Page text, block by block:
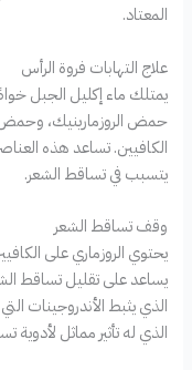
المعتاد.
علاج التهابات فروة الرأس
يمتلك ماء إكليل الجبل
حمض الروزمارينيك،
الكافيين. تساعد هذه
يتسبب في تساقط الشعر.
وقف تساقط الشعر
يحتوي الروزماري على
يساعد على تقليل تساقط
الذي يثبط الأندروجينات
الذي له تأثير مماثل لأدوية